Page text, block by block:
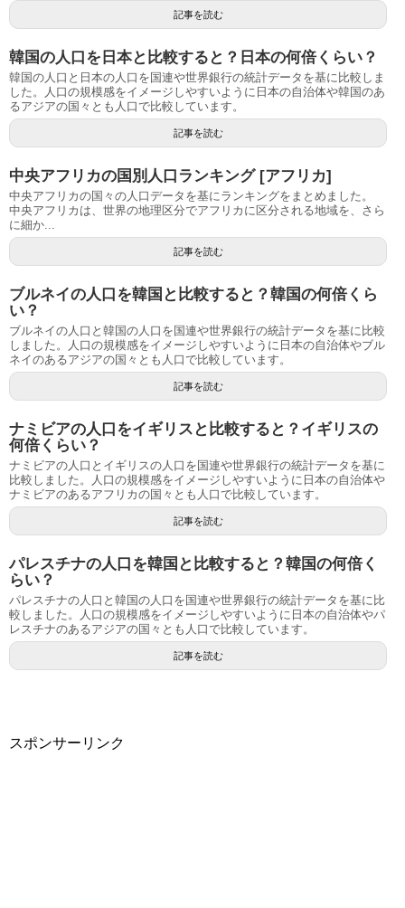
記事を読む
韓国の人口を日本と比較すると？日本の何倍くらい？
韓国の人口と日本の人口を国連や世界銀行の統計データを基に比較しま
した。人口の規模感をイメージしやすいように日本の自治体や韓国のあ
るアジアの国々とも人口で比較しています。
記事を読む
中央アフリカの国別人口ランキング [アフリカ]
中央アフリカの国々の人口データを基にランキングをまとめました。
中央アフリカは、世界の地理区分でアフリカに区分される地域を、さら
に細か...
記事を読む
ブルネイの人口を韓国と比較すると？韓国の何倍くら
い？
ブルネイの人口と韓国の人口を国連や世界銀行の統計データを基に比較
しました。人口の規模感をイメージしやすいように日本の自治体やブル
ネイのあるアジアの国々とも人口で比較しています。
記事を読む
ナミビアの人口をイギリスと比較すると？イギリスの
何倍くらい？
ナミビアの人口とイギリスの人口を国連や世界銀行の統計データを基に
比較しました。人口の規模感をイメージしやすいように日本の自治体や
ナミビアのあるアフリカの国々とも人口で比較しています。
記事を読む
パレスチナの人口を韓国と比較すると？韓国の何倍く
らい？
パレスチナの人口と韓国の人口を国連や世界銀行の統計データを基に比
較しました。人口の規模感をイメージしやすいように日本の自治体やパ
レスチナのあるアジアの国々とも人口で比較しています。
記事を読む
スポンサーリンク